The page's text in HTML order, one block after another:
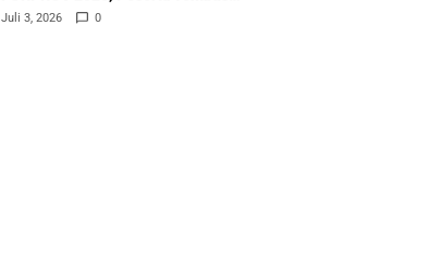
600
Juli 3, 2026 0